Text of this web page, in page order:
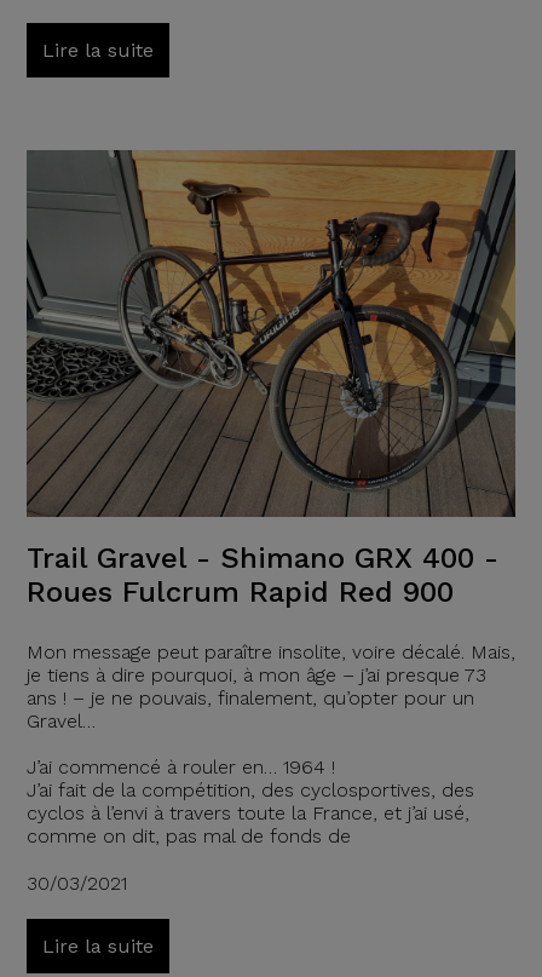
Lire la suite
Trail Gravel - Shimano GRX 400 -
Roues Fulcrum Rapid Red 900
Mon message peut paraître insolite, voire décalé. Mais,
je tiens à dire pourquoi, à mon âge – j’ai presque 73
ans ! – je ne pouvais, finalement, qu’opter pour un
Gravel…
J’ai commencé à rouler en… 1964 !
J’ai fait de la compétition, des cyclosportives, des
cyclos à l’envi à travers toute la France, et j’ai usé,
comme on dit, pas mal de fonds de
30/03/2021
Lire la suite